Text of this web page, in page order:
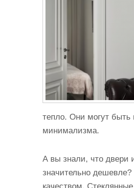
тепло. Они могут быть
минимализма.
А вы знали, что двери
значительно дешевле?